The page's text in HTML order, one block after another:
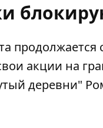
продолжается
акции на
деревни"